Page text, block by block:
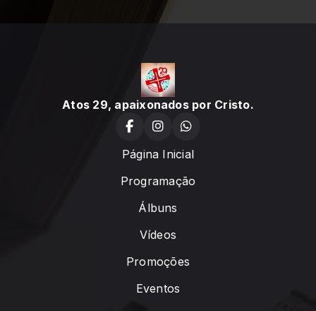
Atos 29, apaixonados por Cristo.
Página Inicial
Programação
Álbuns
Vídeos
Promoções
Eventos